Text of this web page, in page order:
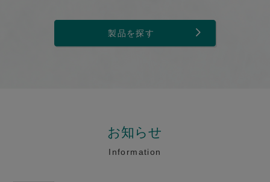
製品を探す
お知らせ
Information